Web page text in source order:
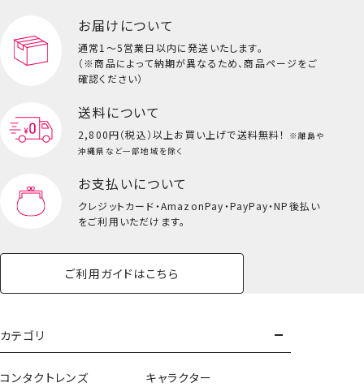
スマホグリップ＜単品＞
ビューティーコスメ一覧を見る
キッズ一覧を見る
お届けについて
通常1～5営業日以内に発送いたします。
（※商品によって納期が異なるため、商品ページをご
確認ください）
送料について
2,800円（税込）以上お買い上げで送料無料！
※離島や
沖縄県など一部地域を除く
お支払いについて
クレジットカード・AmazonPay・PayPay・NP後払い
をご利用いただけます。
ご利用ガイドはこちら
カテゴリ
コンタクトレンズ キャラクター